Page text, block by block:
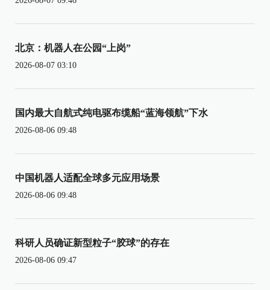
北京：机器人在公园“上岗”
2026-08-07 03:10
国内最大自航式纯电驱布缆船“蓝海领航”下水
2026-08-06 09:48
中国机器人适配全球多元应用场景
2026-08-06 09:48
科研人员确证新型粒子“胶球”的存在
2026-08-06 09:47